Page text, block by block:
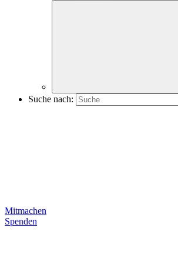
Suche nach:
Mitmachen
Spenden